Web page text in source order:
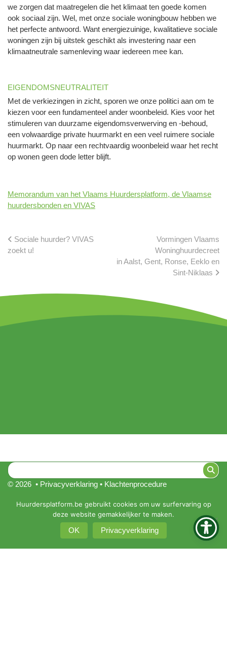
we zorgen dat maatregelen die het klimaat ten goede komen
ook sociaal zijn. Wel, met onze sociale woningbouw hebben we
het perfecte antwoord. Want energiezuinige, kwalitatieve sociale
woningen zijn bij uitstek geschikt als investering naar een
klimaatneutrale samenleving waar iedereen mee kan.
EIGENDOMSNEUTRALITEIT
Met de verkiezingen in zicht, sporen we onze politici aan om te
kiezen voor een fundamenteel ander woonbeleid. Kies voor het
stimuleren van duurzame eigendomsverwerving en -behoud,
een volwaardige private huurmarkt en een veel ruimere sociale
huurmarkt. Op naar een rechtvaardig woonbeleid waar het recht
op wonen geen dode letter blijft.
Memorandum van het Vlaams Huurdersplatform, de Vlaamse
huurdersbonden en VIVAS
Sociale huurder? VIVAS
zoekt u!
Vormingen Vlaams
Woninghuurdecreet
in Aalst, Gent, Ronse, Eeklo en
Sint-Niklaas
© 2026 • Privacyverklaring • Klachtenprocedure
Huurdersplatform.be gebruikt cookies om uw surfervaring op
deze website gemakkelijker te maken.
OK Privacyverklaring